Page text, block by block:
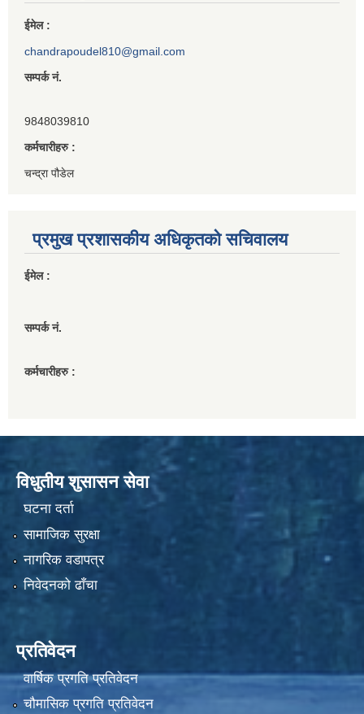
ईमेल :
chandrapoudel810@gmail.com
सम्पर्क नं.
9848039810
कर्मचारीहरु :
चन्द्रा पौडेल
प्रमुख प्रशासकीय अधिकृतको सचिवालय
ईमेल :
सम्पर्क नं.
कर्मचारीहरु :
विधुतीय शुसासन सेवा
घटना दर्ता
सामाजिक सुरक्षा
नागरिक वडापत्र
निवेदनको ढाँचा
प्रतिवेदन
वार्षिक प्रगति प्रतिवेदन
चौमासिक प्रगति प्रतिवेदन